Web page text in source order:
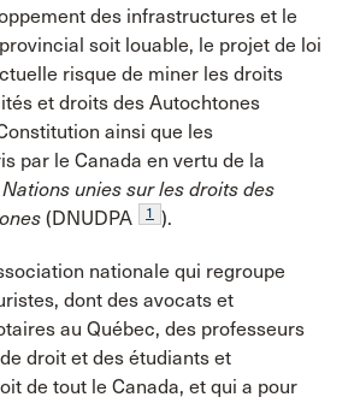
des infrastructures et le
soit louable, le projet de loi
risque de miner les droits
et droits des Autochtones
ainsi que les
par le Canada en vertu de la
unies sur les droits des
(DNUDPA 1 ).
nationale qui regroupe
dont des avocats et
au Québec, des professeurs
droit et des étudiants et
de tout le Canada, et qui a pour